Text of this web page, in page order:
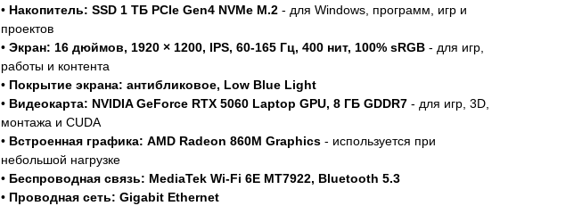
• Накопитель: SSD 1 ТБ PCIe Gen4 NVMe M.2 - для Windows, программ, игр и
проектов
• Экран: 16 дюймов, 1920 × 1200, IPS, 60-165 Гц, 400 нит, 100% sRGB - для игр,
работы и контента
• Покрытие экрана: антибликовое, Low Blue Light
• Видеокарта: NVIDIA GeForce RTX 5060 Laptop GPU, 8 ГБ GDDR7 - для игр, 3D,
монтажа и CUDA
• Встроенная графика: AMD Radeon 860M Graphics - используется при
небольшой нагрузке
• Беспроводная связь: MediaTek Wi-Fi 6E MT7922, Bluetooth 5.3
• Проводная сеть: Gigabit Ethernet